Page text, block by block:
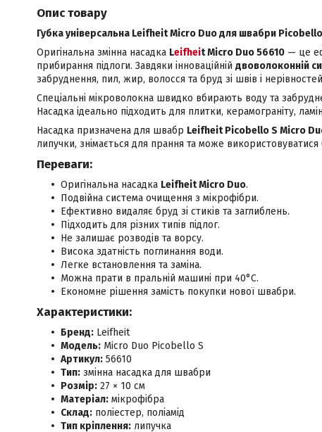
Опис товару
Губка універсальна Leifheit Micro Duo для швабри
Оригінальна змінна насадка Leifheit Micro Duo 56610 — це
прибирання підлоги. Завдяки інноваційній двоволоконній
забруднення, пил, жир, волосся та бруд зі швів і
Спеціальні мікроволокна швидко вбирають воду та
Насадка ідеально підходить для плитки, керамограніту,
Насадка призначена для швабр Leifheit Picobello S Micro
липучки, знімається для прання та може використовуватися
Переваги:
Оригінальна насадка Leifheit Micro Duo.
Подвійна система очищення з мікрофібри.
Ефективно видаляє бруд зі стиків та заглиблень.
Підходить для різних типів підлог.
Не залишає розводів та ворсу.
Висока здатність поглинання води.
Легке встановлення та заміна.
Можна прати в пральній машині при 40°C.
Економне рішення замість покупки нової швабри.
Характеристики:
Бренд: Leifheit
Модель: Micro Duo Picobello S
Артикул: 56610
Тип: змінна насадка для швабри
Розмір: 27 × 10 см
Матеріал: мікрофібра
Склад: поліестер, поліамід
Тип кріплення: липучка